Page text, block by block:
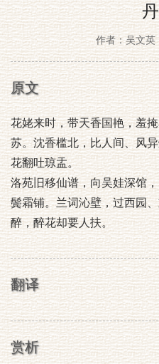
作者：吴文英
原文
花姥来时，带天香国艳，羞
苏。沈香槛北，比人间、风
花翻吐琼盂。
洛苑旧移仙谱，向吴娃深馆
鬓霜铺。兰词沁壁，过西园
醉，醉花却要人扶。
翻译
赏析